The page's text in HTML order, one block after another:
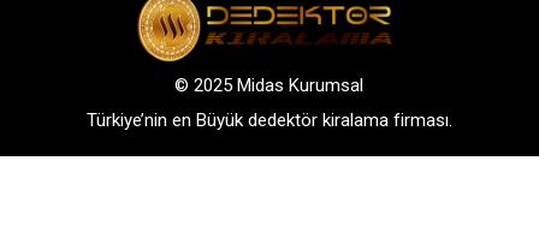
© 2025 Midas Kurumsal
Türkiye’nin en Büyük dedektör kiralama firması.